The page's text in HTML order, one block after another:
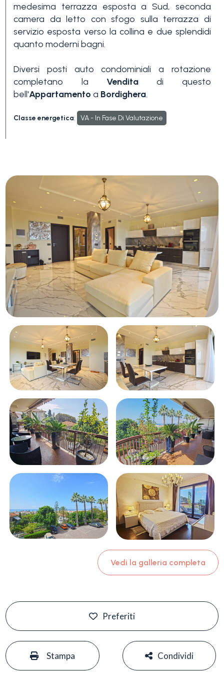
medesima terrazza esposta a Sud, seconda
camera da letto con sfogo sulla terrazza di
servizio esposta verso la collina e due splendidi
quanto moderni bagni.
Diversi posti auto condominiali a rotazione
completano la Vendita di questo
bell'Appartamento a Bordighera.
Classe energetica: VA - In Fase Di Valutazione
Vedi la galleria completa
Preferiti
Stampa Condividi
3+
opzioni
-
multiscelta
Ascensore
Piscina
Vista mare